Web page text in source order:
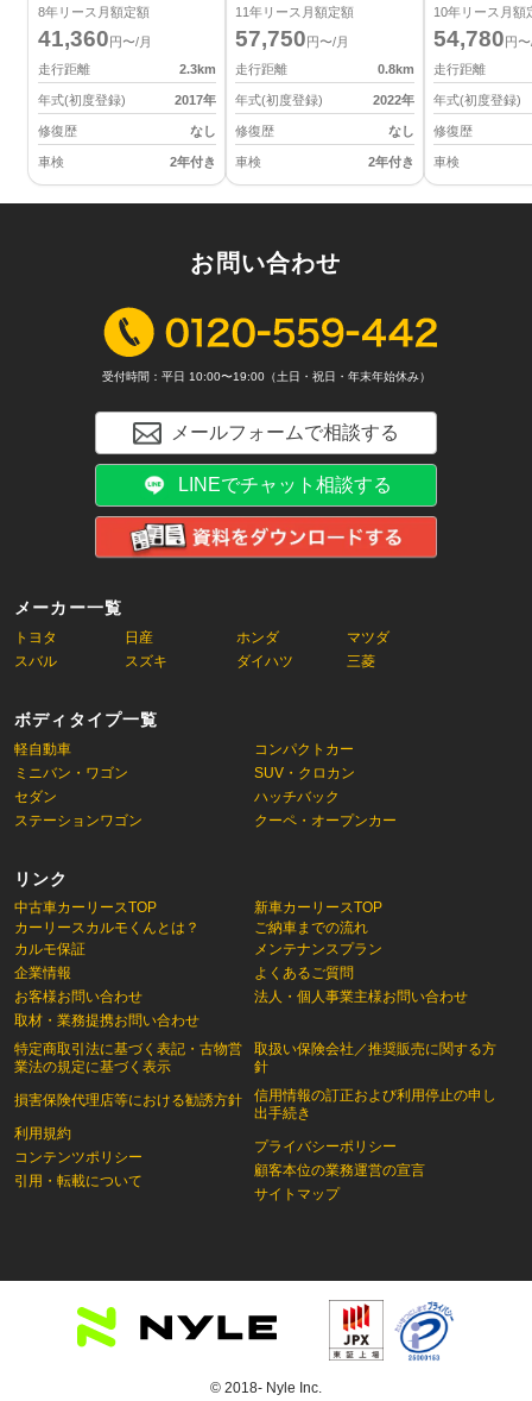
8年リース月額定額
41,360円〜/月
走行距離
2.3km
年式(初度登録) 2017年
修復歴 なし
車検 2年付き
11年リース月額定額
57,750円〜/月
走行距離
0.8km
年式(初度登録) 2022年
修復歴 なし
車検 2年付き
10年リース月額
54,780円
走行距離
年式(初度登録)
修復歴
車検
メーカー一覧
トヨタ 日産 ホンダ
マツダ
スバル
スズキ ダイハツ 三菱
ボディタイプ一覧
軽自動車
コンパクトカー
ミニバン・ワゴン
SUV・クロカン
セダン
ハッチバック
ステーションワゴン
クーペ・オープンカー
リンク
中古車カーリースTOP
カーリースカルモくんとは？
新車カーリースTOP
ご納車までの流れ
カルモ保証
企業情報
お客様お問い合わせ
取材・業務提携お問い合わせ
特定商取引法に基づく表記・古物営
業法の規定に基づく表示
損害保険代理店等における勧誘方針
利用規約
コンテンツポリシー
引用・転載について
メンテナンスプラン
よくあるご質問
法人・個人事業主様お問い合わせ
取扱い保険会社／推奨販売に関する方
針
信用情報の訂正および利用停止の申し
出手続き
プライバシーポリシー
顧客本位の業務運営の宣言
サイトマップ
お問い合わせ
受付時間：平日 10:00〜19:00（土日・祝日・年末年始休み）
メールフォームで相談する
LINEでチャット相談する
© 2018- Nyle Inc.